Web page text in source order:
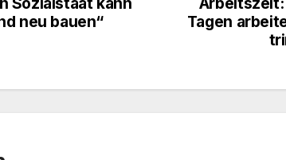
Tagen
neu bauen“